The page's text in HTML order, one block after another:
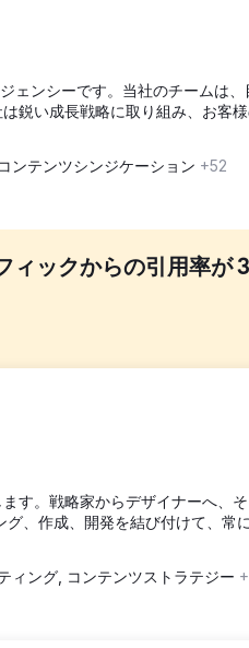
ンシーです。当社のチームは、
鋭い成長戦略に取り組み、お客
ンテンツシンジケーション +52
ィックからの引用率が
たちに尋ねました。ここでの焦
ンを組み合わせて使用しました
在、オーガニックのトップ 3 プ
す。戦略家からデザイナーへ、
、作成、開発を結び付けて、常
ィング, コンテンツストラテジー